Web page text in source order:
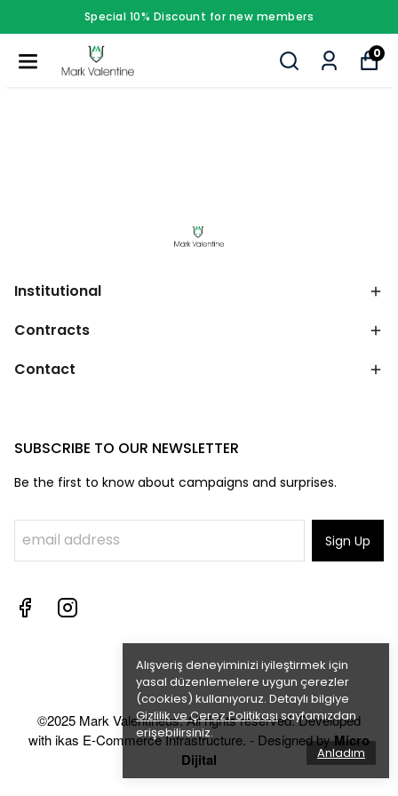
Special 10% Discount for new members
0
Alışveriş deneyiminizi iyileştirmek için
yasal düzenlemelere uygun çerezler
(cookies) kullanıyoruz. Detaylı bilgiye
Gizlilik ve Çerez Politikasısayfamızdan
erişebilirsiniz.
Anladım
Institutional
Contracts
Contact
SUBSCRIBE TO OUR NEWSLETTER
Be the first to know about campaigns and surprises.
Sign Up
©2025 Mark Valentineus. All rights reserved. Developed
with ikas E-Commerce Infrastructure. - Designed byMicro
Dijital